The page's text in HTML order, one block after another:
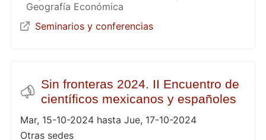
Geografía Económica
Seminarios y conferencias
Sin fronteras 2024. II Encuentro de
científicos mexicanos y españoles
Mar, 15-10-2024 hasta Jue, 17-10-2024
Otras sedes